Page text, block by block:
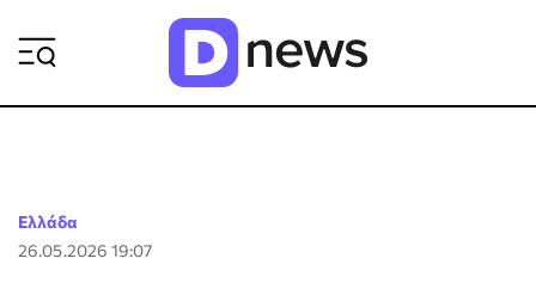
Ελλάδα
26.05.2026 19:07